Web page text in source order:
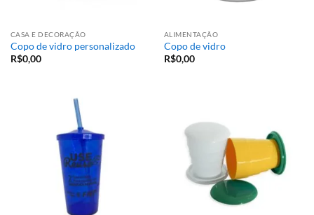
CASA E DECORAÇÃO
Copo de vidro personalizado
R$0,00
ALIMENTAÇÃO
Copo de vidro
R$0,00